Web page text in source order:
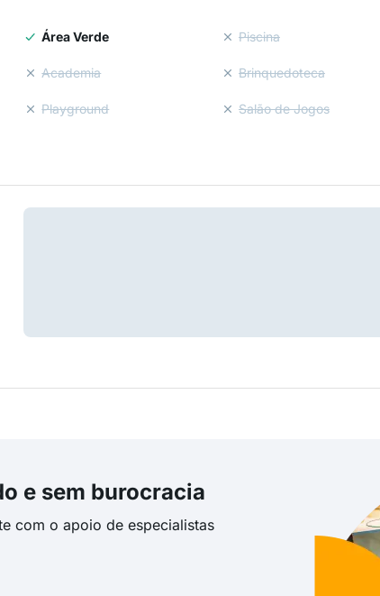
Área Verde Piscina
Academia Brinquedoteca
Playground Salão de Jogos
e sem burocracia
com o apoio de especialistas